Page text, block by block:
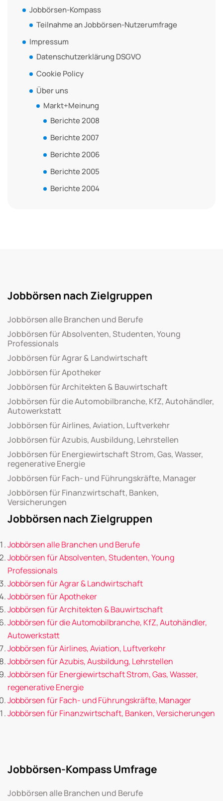
Jobbörsen-Kompass
Teilnahme an Jobbörsen-Nutzerumfrage
Impressum
Datenschutzerklärung DSGVO
Cookie Policy
Über uns
Markt+Meinung
Berichte 2008
Berichte 2007
Berichte 2006
Berichte 2005
Berichte 2004
Jobbörsen nach Zielgruppen
Jobbörsen alle Branchen und Berufe
Jobbörsen für Absolventen, Studenten, Young
Professionals
Jobbörsen für Agrar & Landwirtschaft
Jobbörsen für Apotheker
Jobbörsen für Architekten & Bauwirtschaft
Jobbörsen für die Automobilbranche, KfZ, Autohändler,
Autowerkstatt
Jobbörsen für Airlines, Aviation, Luftverkehr
Jobbörsen für Azubis, Ausbildung, Lehrstellen
Jobbörsen für Energiewirtschaft Strom, Gas, Wasser,
regenerative Energie
Jobbörsen für Fach- und Führungskräfte, Manager
Jobbörsen für Finanzwirtschaft, Banken,
Versicherungen
Jobbörsen nach Zielgruppen
Jobbörsen alle Branchen und Berufe
Jobbörsen für Absolventen, Studenten, Young
Professionals
Jobbörsen für Agrar & Landwirtschaft
Jobbörsen für Apotheker
Jobbörsen für Architekten & Bauwirtschaft
Jobbörsen für die Automobilbranche, KfZ, Autohändler,
Autowerkstatt
Jobbörsen für Airlines, Aviation, Luftverkehr
Jobbörsen für Azubis, Ausbildung, Lehrstellen
Jobbörsen für Energiewirtschaft Strom, Gas, Wasser,
regenerative Energie
Jobbörsen für Fach- und Führungskräfte, Manager
Jobbörsen für Finanzwirtschaft, Banken, Versicherungen
Jobbörsen-Kompass Umfrage
Jobbörsen alle Branchen und Berufe